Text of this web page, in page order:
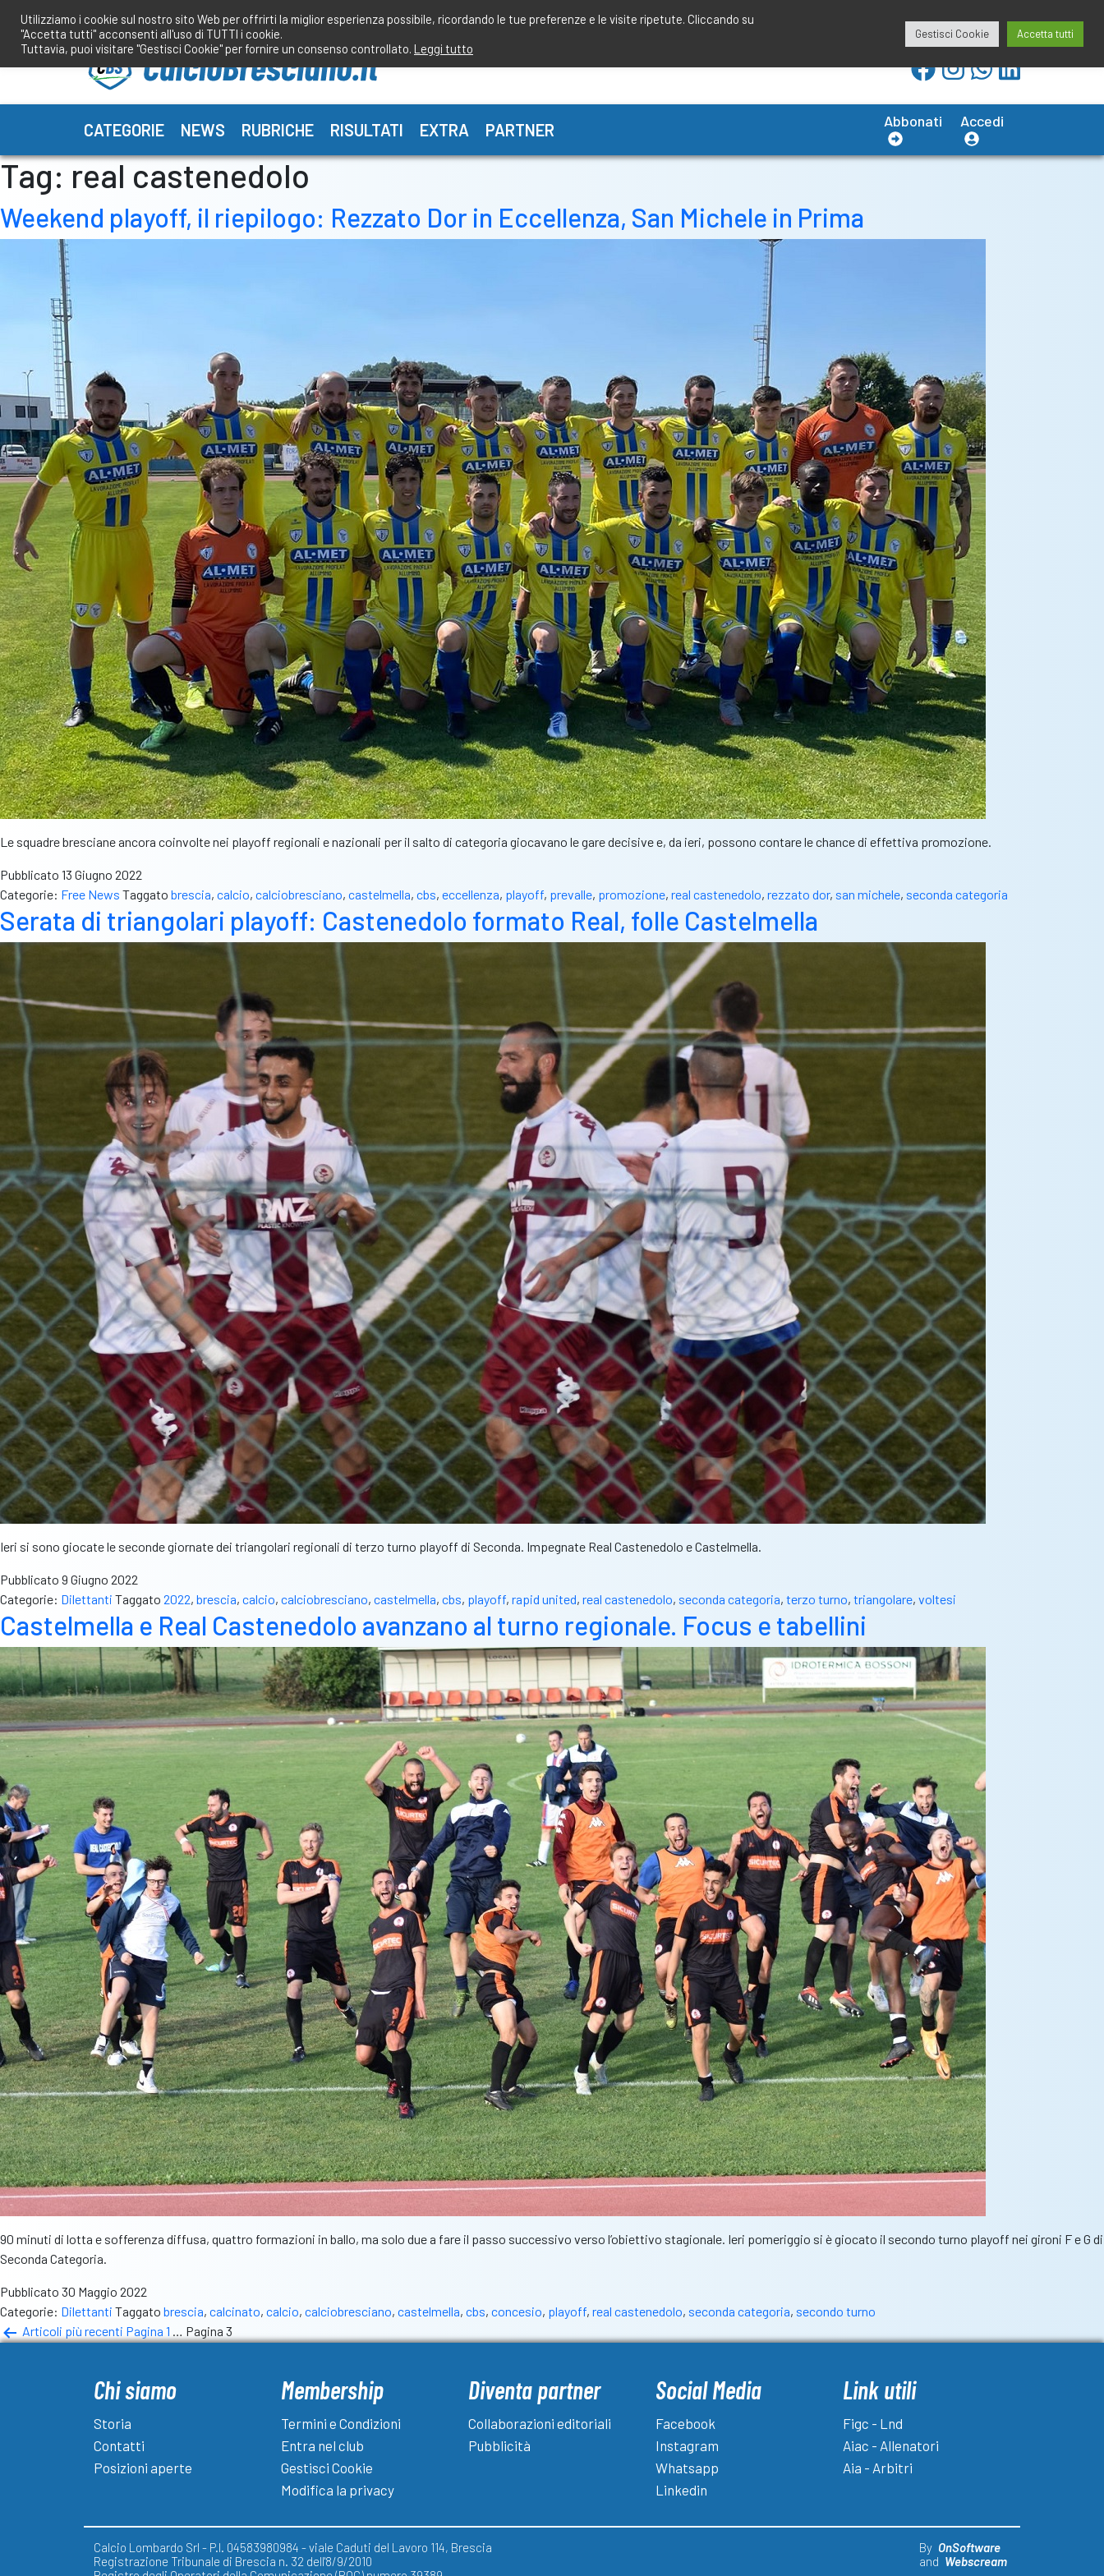
contenuto
redazione@calciobresciano.it
CATEGORIE NEWS RUBRICHE RISULTATI EXTRA PARTNER Abbonati Accedi
Tag: real castenedolo
Weekend playoff, il riepilogo: Rezzato Dor in Eccellenza, San Michele in Prima
Le squadre bresciane ancora coinvolte nei playoff regionali e nazionali per il salto di categoria giocavano le gare decisive e, da ieri, possono contare le chance di effettiva promozione.
Pubblicato 13 Giugno 2022
Categorie: Free News Taggato brescia, calcio, calciobresciano, castelmella, cbs, eccellenza, playoff, prevalle, promozione, real castenedolo, rezzato dor, san michele, seconda categoria
Serata di triangolari playoff: Castenedolo formato Real, folle Castelmella
Ieri si sono giocate le seconde giornate dei triangolari regionali di terzo turno playoff di Seconda. Impegnate Real Castenedolo e Castelmella.
Pubblicato 9 Giugno 2022
Categorie: Dilettanti Taggato 2022, brescia, calcio, calciobresciano, castelmella, cbs, playoff, rapid united, real castenedolo, seconda categoria, terzo turno, triangolare, voltesi
Castelmella e Real Castenedolo avanzano al turno regionale. Focus e tabellini
90 minuti di lotta e sofferenza diffusa, quattro formazioni in ballo, ma solo due a fare il passo successivo verso l’obiettivo stagionale. Ieri pomeriggio si è giocato il secondo turno playoff nei gironi F e G di
Seconda Categoria.
Pubblicato 30 Maggio 2022
Categorie: Dilettanti Taggato brescia, calcinato, calcio, calciobresciano, castelmella, cbs, concesio, playoff, real castenedolo, seconda categoria, secondo turno
Paginazione
Articoli più recenti Pagina 1 … Pagina 3
Chi siamo
Storia
Contatti
Posizioni aperte
Membership
Termini e Condizioni
Entra nel club
Gestisci Cookie
Modifica la privacy
Diventa partner
Collaborazioni editoriali
Pubblicità
Social Media
Facebook
Instagram
Whatsapp
Linkedin
Link utili
Figc - Lnd
Aiac - Allenatori
Aia - Arbitri
Calcio Lombardo Srl - P.I. 04583980984 - viale Caduti del Lavoro 114, Brescia
Registrazione Tribunale di Brescia n. 32 dell'8/9/2010
By OnSoftware
and Webscream
Utilizziamo i cookie sul nostro sito Web per offrirti la miglior esperienza possibile, ricordando le tue preferenze e le visite ripetute. Cliccando su
"Accetta tutti" acconsenti all'uso di TUTTI i cookie.
Tuttavia, puoi visitare "Gestisci Cookie" per fornire un consenso controllato. Leggi tutto
Gestisci Cookie Accetta tutti